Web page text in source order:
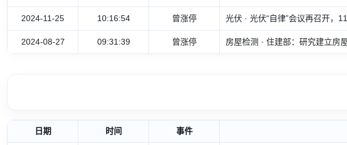
2024-11-25 10:16:54 曾涨停 光伏 · 光伏“自律”会议再召开，
2024-08-27 09:31:39 曾涨停 房屋检测 · 住建部：研究建立房
日期 时间 事件